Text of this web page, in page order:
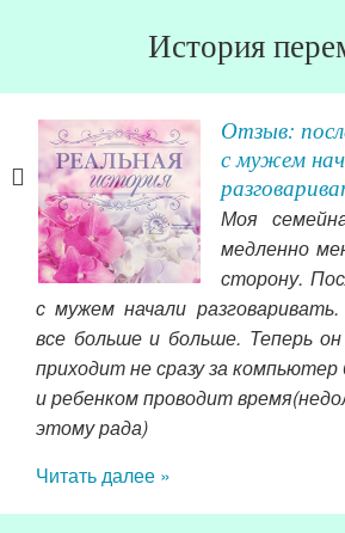
История
Отзыв:
с мужем
Моя
медленно
сторону.
с мужем начали
все больше и больше. Теперь
приходит не сразу за
и ребенком проводит
этому рада)
Читать далее »